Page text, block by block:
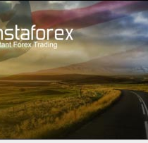
Hisob-varag'ini tez ochish
ish
Investorlar uchun